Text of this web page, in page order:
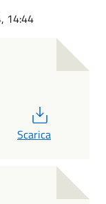
14:44
Scarica